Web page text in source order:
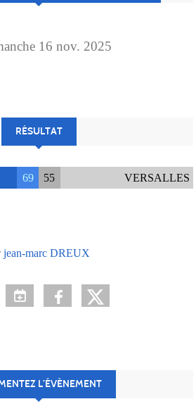
16 nov. 2025
RÉSULTAT
69 55 VERSALLES
jean-marc DREUX
L’ÉVÈNEMENT